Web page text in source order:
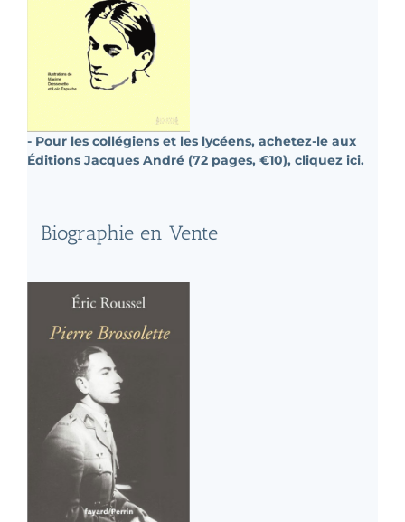
- Pour les collégiens et les lycéens, achetez-le aux
Éditions Jacques André (72 pages, €10), cliquez ici.
Biographie en Vente